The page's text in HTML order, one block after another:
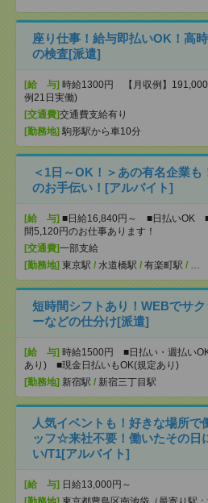
座り仕事！給与即払いOK！高
の検査[派遣]
[給 与] 時給1300円 【月収例】
例21日実働)
[交通費]交通費支給有り
[勤務地] 駒形駅から車10分
＜1日～OK！＞あの有名企業も
のお手伝い！[アルバイト]
[給 与] ■日給16,840円～ ■日払いOK
間5,120円のお仕事あります！
[交通費]一部支給
[勤務地] 東京駅 / 水道橋駅 / 有楽町駅 / …
短時間シフトあり！WEBでサ
ーなどの仕分け[派遣]
[給 与] 時給1500円 ■日払い・週払い
あり) ■現金日払いもOK(規定あり)
[勤務地] 新宿駅 / 新宿三丁目駅
人気イベントも！好きな場所で
ッフ☆来社不要！働いたその日
い/T1[アルバイト]
[給 与] 日給13,000円～